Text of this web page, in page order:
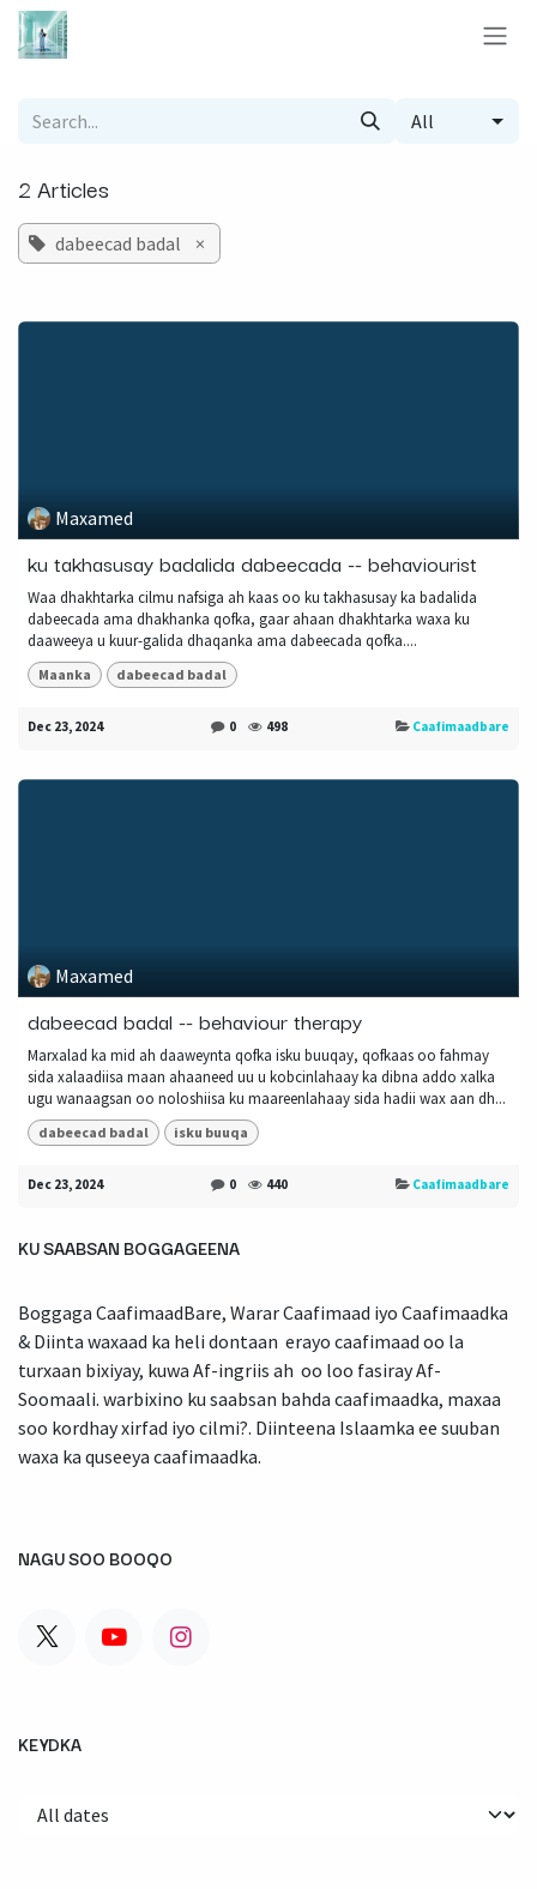
Skip to Content
All
2 Articles
dabeecad badal ×
Maxamed
ku takhasusay badalida dabeecada -- behaviourist
Waa dhakhtarka cilmu nafsiga ah kaas oo ku takhasusay ka badalida
dabeecada ama dhakhanka qofka, gaar ahaan dhakhtarka waxa ku
daaweeya u kuur-galida dhaqanka ama dabeecada qofka....
Maanka dabeecad badal
Dec 23, 2024 0 498 Caafimaadbare
Maxamed
dabeecad badal -- behaviour therapy
Marxalad ka mid ah daaweynta qofka isku buuqay, qofkaas oo fahmay
sida xalaadiisa maan ahaaneed uu u kobcinlahaay ka dibna addo xalka
ugu wanaagsan oo noloshiisa ku maareenlahaay sida hadii wax aan dh...
dabeecad badal isku buuqa
Dec 23, 2024 0 440 Caafimaadbare
KU SAABSAN BOGGAGEENA
Boggaga CaafimaadBare, Warar Caafimaad iyo Caafimaadka
& Diinta waxaad ka heli dontaan erayo caafimaad oo la
turxaan bixiyay, kuwa Af-ingriis ah oo loo fasiray Af-
Soomaali. warbixino ku saabsan bahda caafimaadka, maxaa
soo kordhay xirfad iyo cilmi?. Diinteena Islaamka ee suuban
waxa ka quseeya caafimaadka.
NAGU SOO BOOQO
KEYDKA